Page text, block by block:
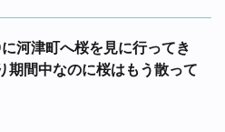
河津町へ桜を見に行ってき
期間中なのに桜はもう散って